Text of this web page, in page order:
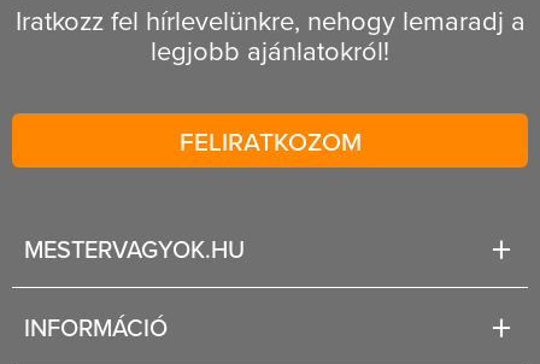
Iratkozz fel hírlevelünkre, nehogy lemaradj a
legjobb ajánlatokról!
FELIRATKOZOM
MESTERVAGYOK.HU
INFORMÁCIÓ